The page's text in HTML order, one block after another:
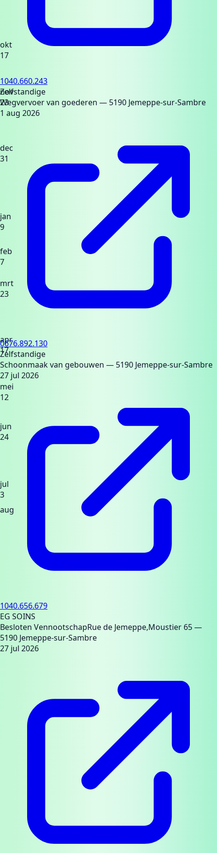
okt
17
nov
23
dec
31
jan
9
feb
7
mrt
23
apr
17
mei
12
jun
24
jul
3
aug
1040.660.243
Zelfstandige
Wegvervoer van goederen — 5190 Jemeppe-sur-Sambre
1 aug 2026
0676.892.130
Zelfstandige
Schoonmaak van gebouwen — 5190 Jemeppe-sur-Sambre
27 jul 2026
1040.656.679
EG SOINS
Besloten VennootschapRue de Jemeppe,Moustier 65—
5190 Jemeppe-sur-Sambre
27 jul 2026